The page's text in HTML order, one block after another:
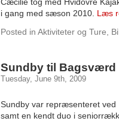
i gang med sæson 2010. Læs
Posted in Aktiviteter og Ture
Sundby til Bagsværd
Tuesday, June 9th, 2009
Sundby var repræsenteret ved
samt en kendt duo i